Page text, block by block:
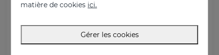
Facturation Code postal
matière de cookies ici.
Gérer les cookies